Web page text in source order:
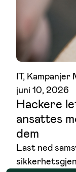
IT, Kampanjer
juni 10, 2026
Hackere
ansattes
dem
Last ned